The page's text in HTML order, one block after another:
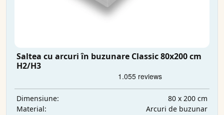
Saltea cu arcuri în buzunare Classic 80x200 cm
H2/H3
Dimensiune:
80 x 200 cm
Material:
Arcuri de buzunar